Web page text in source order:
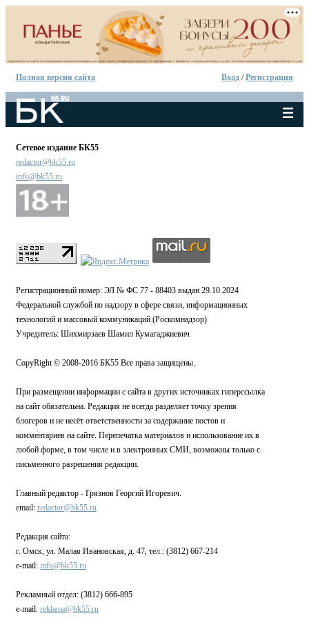
Полная версия сайта Вход /Регистрация
Сетевое издание БК55
redactor@bk55.ru
info@bk55.ru
Регистрационный номер: ЭЛ № ФС 77 - 88403 выдан 29.10.2024
Федеральной службой по надзору в сфере связи, информационных
технологий и массовый коммуникаций (Роскомнадзор)
Учредитель: Шихмирзаев Шамил Кумагаджиевич
CopyRight © 2008-2016 БК55 Все права защищены.
При размещении информации с сайта в других источниках гиперссылка
на сайт обязательна. Редакция не всегда разделяет точку зрения
блогеров и не несёт ответственности за содержание постов и
комментариев на сайте. Перепечатка материалов и использование их в
любой форме, в том числе и в электронных СМИ, возможны только с
письменного разрешения редакции.
Главный редактор - Грязнов Георгий Игоревич.
email: redactor@bk55.ru
Редакция сайта:
г. Омск, ул. Малая Ивановская, д. 47, тел.: (3812) 667-214
e-mail: info@bk55.ru
Рекламный отдел: (3812) 666-895
e-mail: reklama@bk55.ru